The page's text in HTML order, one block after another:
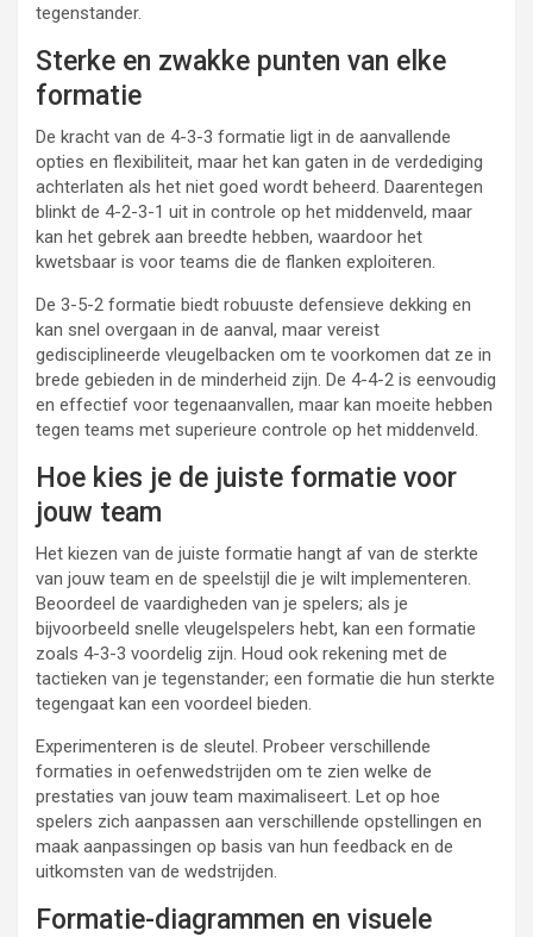
tegenstander.
Sterke en zwakke punten van elke
formatie
De kracht van de 4-3-3 formatie ligt in de aanvallende
opties en flexibiliteit, maar het kan gaten in de verdediging
achterlaten als het niet goed wordt beheerd. Daarentegen
blinkt de 4-2-3-1 uit in controle op het middenveld, maar
kan het gebrek aan breedte hebben, waardoor het
kwetsbaar is voor teams die de flanken exploiteren.
De 3-5-2 formatie biedt robuuste defensieve dekking en
kan snel overgaan in de aanval, maar vereist
gedisciplineerde vleugelbacken om te voorkomen dat ze in
brede gebieden in de minderheid zijn. De 4-4-2 is eenvoudig
en effectief voor tegenaanvallen, maar kan moeite hebben
tegen teams met superieure controle op het middenveld.
Hoe kies je de juiste formatie voor
jouw team
Het kiezen van de juiste formatie hangt af van de sterkte
van jouw team en de speelstijl die je wilt implementeren.
Beoordeel de vaardigheden van je spelers; als je
bijvoorbeeld snelle vleugelspelers hebt, kan een formatie
zoals 4-3-3 voordelig zijn. Houd ook rekening met de
tactieken van je tegenstander; een formatie die hun sterkte
tegengaat kan een voordeel bieden.
Experimenteren is de sleutel. Probeer verschillende
formaties in oefenwedstrijden om te zien welke de
prestaties van jouw team maximaliseert. Let op hoe
spelers zich aanpassen aan verschillende opstellingen en
maak aanpassingen op basis van hun feedback en de
uitkomsten van de wedstrijden.
Formatie-diagrammen en visuele